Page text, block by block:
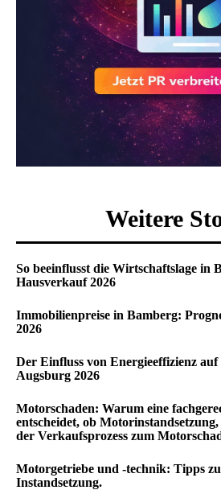
Weitere
So beeinflusst die Wirtschaftslage in
Hausverkauf 2026
Immobilienpreise in Bamberg:
2026
Der Einfluss von Energieeffizienz
Augsburg 2026
Motorschaden: Warum eine
entscheidet, ob
der Verkaufsprozess zum
Motorgetriebe und -technik: Tipps
Instandsetzung.